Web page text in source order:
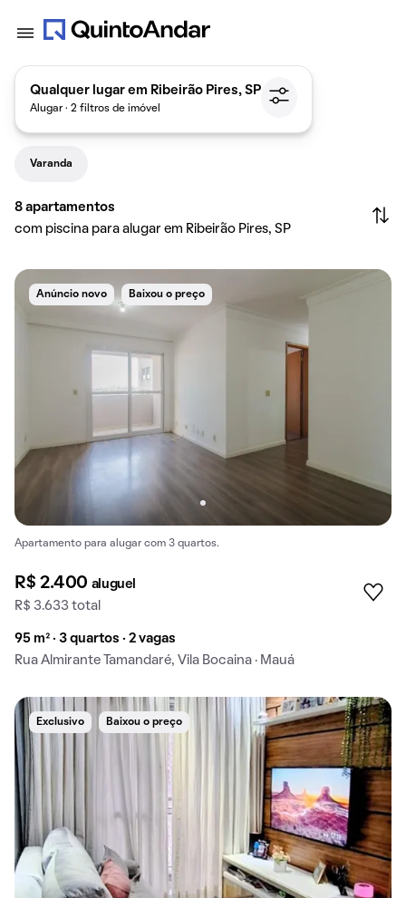
Qualquer lugar em Ribeirão Pires, SP
Alugar · 2 filtros de imóvel
Varanda
8 apartamentos
com piscina para alugar em Ribeirão Pires, SP
Anúncio novo Baixou o preço
Apartamento para alugar com 3 quartos.
R$ 2.400 aluguel
R$ 3.633 total
95 m² · 3 quartos · 2 vagas
Rua Almirante Tamandaré, Vila Bocaina · Mauá
Exclusivo Baixou o preço